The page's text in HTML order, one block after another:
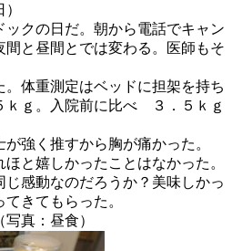
クの日だ。朝から電話でキャン
と昼間とでは変わる。医師もそ
。体重測定はベッドに担架を持ち
ｋｇ。入院前に比べ ３．５ｋｇ
強く推すから胸が痛かった。
と嬉しかったことはなかった。
感動なのだろうか？美味しかっ
きてもらった。
真：昼食）